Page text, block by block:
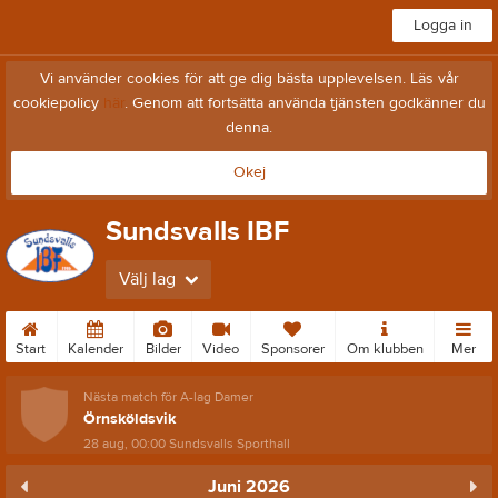
Logga in
Vi använder cookies för att ge dig bästa upplevelsen. Läs vår
cookiepolicy här. Genom att fortsätta använda tjänsten godkänner du
denna.
Okej
Sundsvalls IBF
Välj lag
Start Kalender Bilder Video Sponsorer Om klubben Mer
Nästa match för A-lag Damer
Örnsköldsvik
28 aug, 00:00Sundsvalls Sporthall
Juni 2026